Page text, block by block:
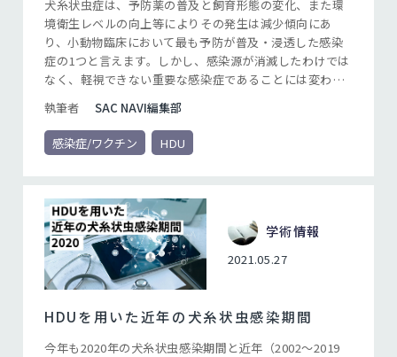
犬糸状虫症は、予防薬の普及と飼育形態の変化、また環
境衛生レベルの向上等によりその発生は減少傾向にあ
り、小動物臨床において最も予防が普及・浸透した感染
症の1つと言えます。しかし、感染源が消滅したわけでは
なく、軽視できない重要な感染症であることには変わり
予防薬は、適切に投与すれば確実な予防が可能な優れた
薬剤です。その優れた効果を発揮させるためには文字通
り「適切に投与する」必要があり、投薬期間と確実な投
執筆者 SAC NAVI編集部
感染症/ワクチン HDU
学術情報
2021.05.27
HDUを用いた近年の犬糸状虫感染期間
今年も2020年の犬糸状虫感染期間と近年（2002～2019